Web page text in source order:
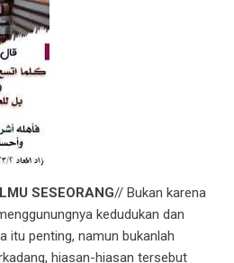
SESEORANG// Bukan karena
kedudukan dan
itu penting, namun bukanlah
hiasan-hiasan tersebut